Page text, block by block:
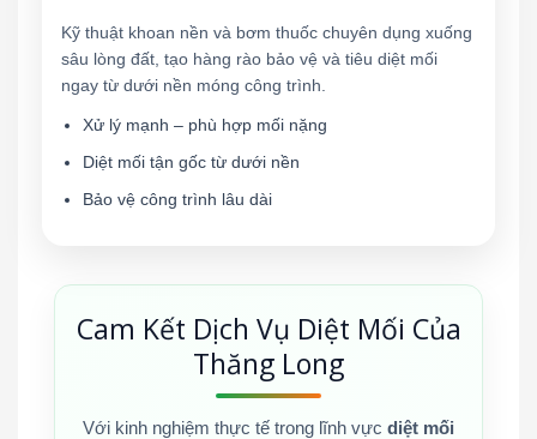
Kỹ thuật khoan nền và bơm thuốc chuyên dụng xuống
sâu lòng đất, tạo hàng rào bảo vệ và tiêu diệt mối
ngay từ dưới nền móng công trình.
Xử lý mạnh – phù hợp mối nặng
Diệt mối tận gốc từ dưới nền
Bảo vệ công trình lâu dài
Cam Kết Dịch Vụ Diệt Mối Của
Thăng Long
Với kinh nghiệm thực tế trong lĩnh vực diệt mối